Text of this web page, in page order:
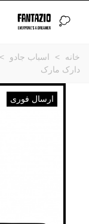
خانه > اسباب جادو >
دارک مارک
ارسال فوری